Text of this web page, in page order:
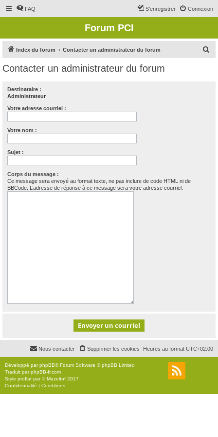
FAQ Connexion
S’enregistrer
Forum PCI
Index du forum Contacter un administrateur du forum
Contacter un administrateur du forum
Destinataire :
Administrateur
Votre adresse courriel :
Votre nom :
Sujet :
Corps du message :
Ce message sera envoyé au format texte, ne pas inclure de code HTML ni de
BBCode. L’adresse de réponse à ce message sera votre adresse courriel.
Heures au format UTC+02:00
Supprimer les cookies
Nous contacter
Développé parphpBB® Forum Software © phpBB Limited
Traduit parphpBB-fr.com
Style proflat par ©Mazeltof 2017
Confidentialité | Conditions